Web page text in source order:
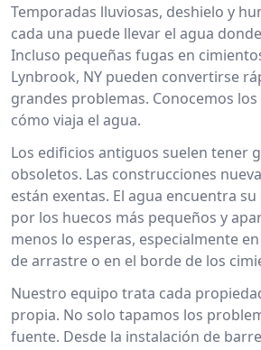
Temporadas lluviosas, deshielo y
cada una puede llevar el agua
Incluso pequeñas fugas en
Lynbrook, NY pueden convertirse
grandes problemas. Conocemos
cómo viaja el agua.
Los edificios antiguos suelen tener
obsoletos. Las construcciones
están exentas. El agua encuentra
por los huecos más pequeños y
menos lo esperas, especialmente
de arrastre o en el borde de los
Nuestro equipo trata cada
propia. No solo tapamos los
fuente. Desde la instalación de